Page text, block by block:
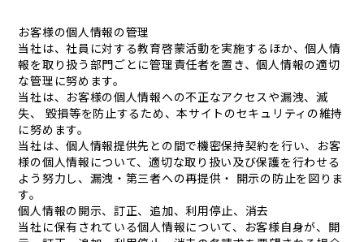
お客様の個人情報の管理
当社は、社員に対する教育啓蒙活動を実施するほか、個人情
報を取り扱う部門ごとに管理責任者を置き、個人情報の適切
な管理に努めます。
当社は、お客様の個人情報への不正なアクセスや漏洩、滅
失、 毀損等を防止するため、本サイトのセキュリティの維持
に努めます。
当社は、個人情報提供先との間で機密保持契約を行い、お客
様の個人情報について、適切な取り扱い及び保護を行わせる
よう努力し、漏洩・第三者への再提供・ 開示の防止を図りま
す。
個人情報の開示、訂正、追加、利用停止、消去
当社に保有されている個人情報について、お客様自身が、開